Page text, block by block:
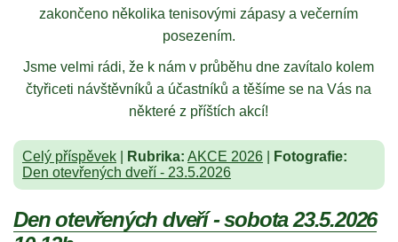
zakončeno několika tenisovými zápasy a večerním
posezením.
Jsme velmi rádi, že k nám v průběhu dne zavítalo kolem
čtyřiceti návštěvníků a účastníků a těšíme se na Vás na
některé z příštích akcí!
Celý příspěvek Rubrika: AKCE 2026
Fotografie:
Den otevřených dveří - 23.5.2026
Den otevřených dveří - sobota 23.5.2026